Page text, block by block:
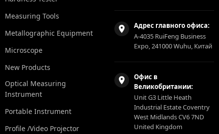
Measuring Tools
Metallographic Equipment
Microscope
New Products
Optical Measuring
Instrument
Portable Instrument
Profile /Video Projector
Адрес главного офиса:
A-4035 RuiFeng Business
Expo, 241000 Wuhu, Китай
Офис в
Великобритании:
Unit G3 Little Heath
Industrial Estate Coventry
West Midlands CV6 7ND
United Kingdom